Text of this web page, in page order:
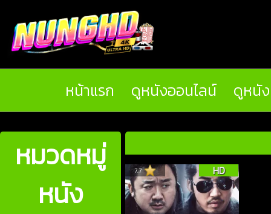
หน้าแรก ดูหนังออนไลน์ ดูหนั
หมวดหมู่
หนัง
7.7 HD